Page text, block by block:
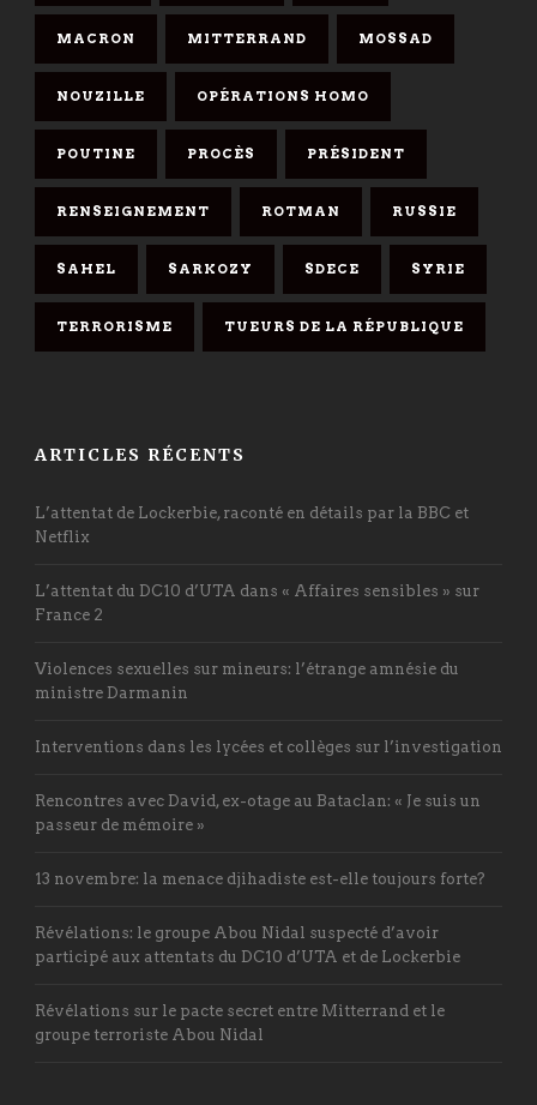
MACRON MITTERRAND MOSSAD
NOUZILLE OPÉRATIONS HOMO
POUTINE PROCÈS PRÉSIDENT
RENSEIGNEMENT ROTMAN RUSSIE
SAHEL SARKOZY SDECE SYRIE
TERRORISME TUEURS DE LA RÉPUBLIQUE
ARTICLES RÉCENTS
L’attentat de Lockerbie, raconté en détails par la BBC et
Netflix
L’attentat du DC10 d’UTA dans « Affaires sensibles » sur
France 2
Violences sexuelles sur mineurs: l’étrange amnésie du
ministre Darmanin
Interventions dans les lycées et collèges sur l’investigation
Rencontres avec David, ex-otage au Bataclan: « Je suis un
passeur de mémoire »
13 novembre: la menace djihadiste est-elle toujours forte?
Révélations: le groupe Abou Nidal suspecté d’avoir
participé aux attentats du DC10 d’UTA et de Lockerbie
Révélations sur le pacte secret entre Mitterrand et le
groupe terroriste Abou Nidal